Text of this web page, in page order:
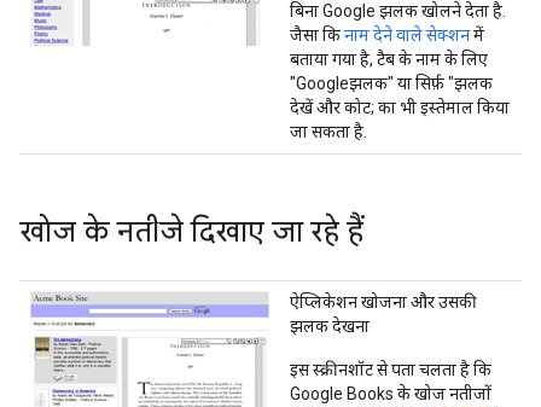
बिना Google झलक खोलने देता है.
जैसा किनाम देने वाले सेक्शनमें
बताया गया है, टैब के नाम के लिए
"Googleझलक" या सिर्फ़ "झलक
देखें और कोट; का भी इस्तेमाल किया
जा सकता है.
खोज के नतीजे दिखाए जा रहे हैं
ऐप्लिकेशन खोजना और उसकी
झलक देखना
इस स्क्रीनशॉट से पता चलता है कि
Google Books के खोज नतीजों